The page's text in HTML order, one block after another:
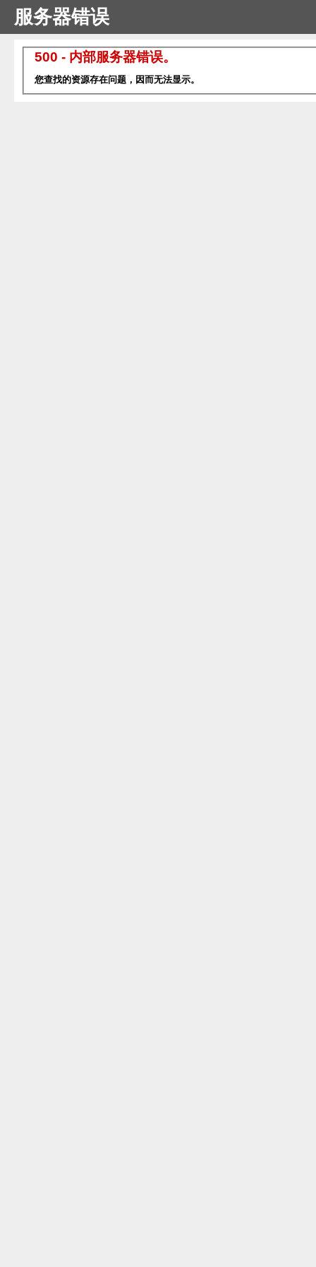
服务器错误
500 - 内部服务器错误。
您查找的资源存在问题，因而无法显示。